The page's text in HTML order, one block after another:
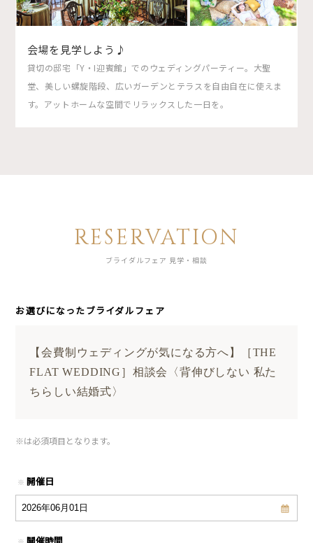
会場を見学しよう♪
貸切の邸宅「Y・I迎賓館」でのウェディングパーティー。大聖
堂、美しい螺旋階段、広いガーデンとテラスを自由自在に使えま
す。アットホームな空間でリラックスした一日を。
RESERVATION
ブライダルフェア 見学・相談
お選びになったブライダルフェア
【会費制ウェディングが気になる方へ】［THE
FLAT WEDDING］相談会〈背伸びしない 私た
ちらしい結婚式〉
※は必須項目となります。
※ 開催日